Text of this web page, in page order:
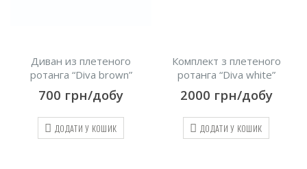
Диван из плетеного
ротанга “Diva brown”
700 грн/добу
ДОДАТИ У КОШИК
Комплект з плетеного
ротанга “Diva white”
2000 грн/добу
ДОДАТИ У КОШИК